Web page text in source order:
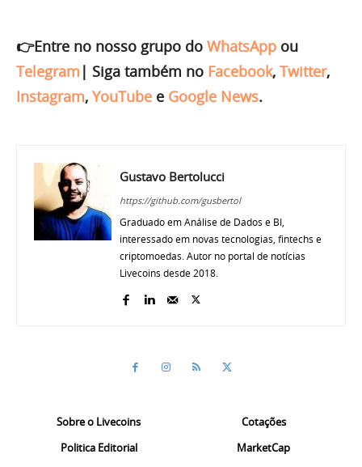
👉Entre no nosso grupo do WhatsApp ou
Telegram | Siga também no Facebook, Twitter,
Instagram, YouTube e Google News.
Gustavo Bertolucci
https://github.com/gusbertol
Graduado em Análise de Dados e BI,
interessado em novas tecnologias, fintechs e
criptomoedas. Autor no portal de notícias
Livecoins desde 2018.
Sobre o Livecoins
Politica Editorial
Cotações
MarketCap